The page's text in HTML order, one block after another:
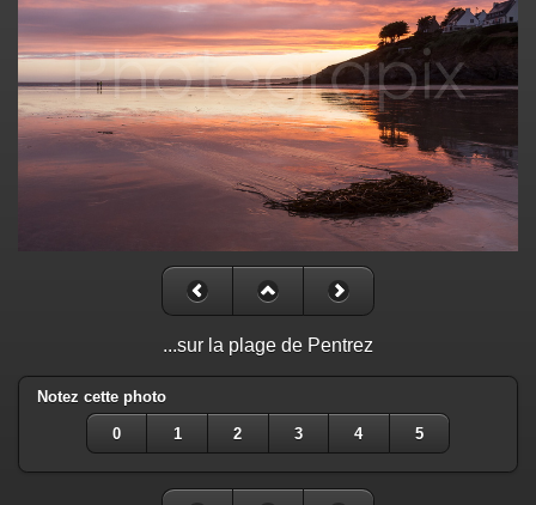
...sur la plage de Pentrez
Notez cette photo
0 1 2 3 4 5